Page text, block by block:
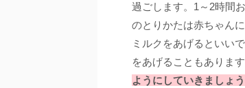
過ごします。1～2時間
のとりかたは赤ちゃん
ミルクをあげるといい
をあげることもあります
ようにしていきましょう